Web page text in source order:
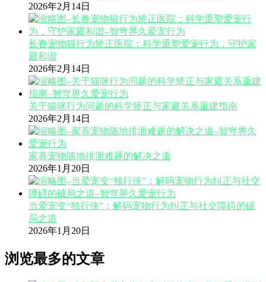
2026年2月14日
长春宠物猫行为矫正医院：科学重塑爱宠行为，守护家
庭和谐
2026年2月14日
关于猫咪行为问题的科学矫正与家庭关系重建指南
2026年2月14日
家养宠物随地排泄难题的解决之道
2026年1月20日
当爱宠变“独行侠”：解码宠物行为纠正与社交障碍的破
局之道
2026年1月20日
浏览最多的文章